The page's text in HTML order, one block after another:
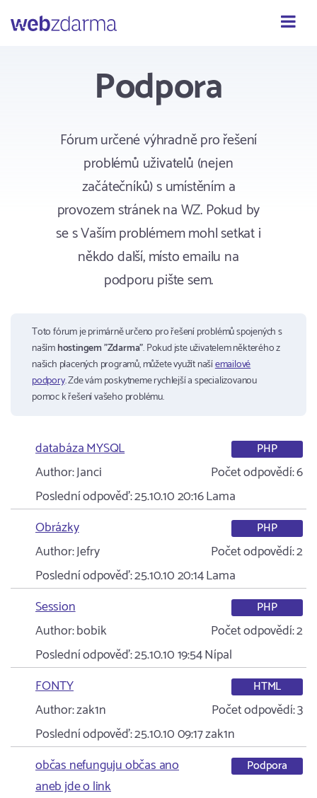
Podpora
Fórum určené výhradně pro řešení
problémů uživatelů (nejen
začátečníků) s umístěním a
provozem stránek na WZ. Pokud by
se s Vaším problémem mohl setkat i
někdo další, místo emailu na
podporu pište sem.
Toto fórum je primárně určeno pro řešení problémů spojených s
našímhostingem "Zdarma". Pokud jste uživatelem některého z
našich placených programů, můžete využít našíemailové
podpory. Zde vám poskytneme rychlejší a specializovanou
pomoc k řešení vašeho problému.
databáza MYSQL PHP
Author:Janci Počet odpovědí:6
Poslední odpověď:25.10.10 20:16Lama
Obrázky
PHP
Author:Jefry Počet odpovědí:2
Poslední odpověď:25.10.10 20:14Lama
Session
PHP
Author:bobik Počet odpovědí:2
Poslední odpověď:25.10.10 19:54Nípal
FONTY
HTML
Author:zak1n Počet odpovědí:3
Poslední odpověď:25.10.10 09:17zak1n
občas nefunguju občas ano
aneb jde o link
Podpora